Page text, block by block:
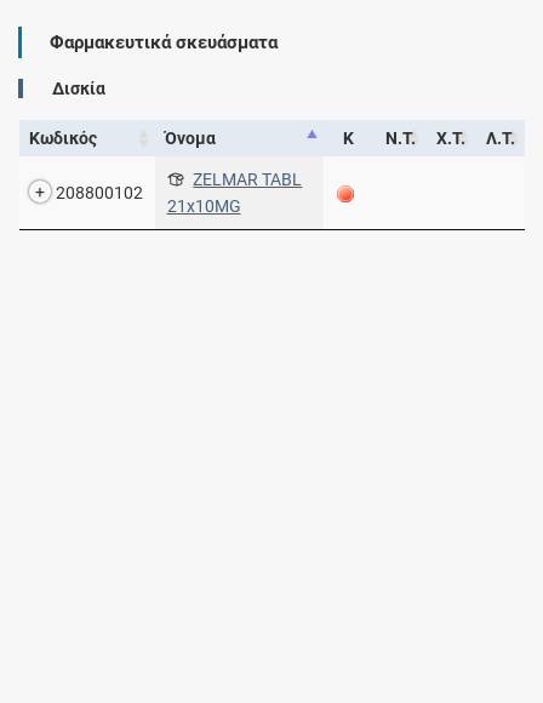
Φαρμακευτικά σκευάσματα
Δισκία
Κωδικός Όνομα Κ Ν.Τ. Χ.Τ. Λ.Τ.
208800102
ZELMAR TABL
21x10MG